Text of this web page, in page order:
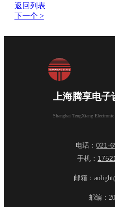
返回列表
下一个 >
上海腾享电子
Shanghai TengXiang
电话：021-
手机：
邮箱：
邮编：